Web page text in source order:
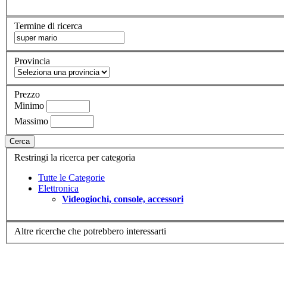
Termine di ricerca
Provincia
Prezzo
Minimo
Massimo
Cerca
Restringi la ricerca per categoria
Tutte le Categorie
Elettronica
Videogiochi, console, accessori
Altre ricerche che potrebbero interessarti